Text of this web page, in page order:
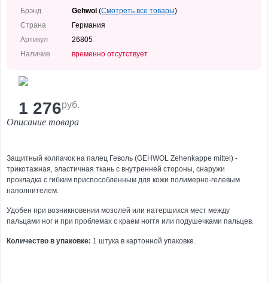
лицом
Уход
телом
руками
Уход
за
ногами
для
волос
Декоративная
Уход
мужчин
Брэнд Gehwol(Смотреть все товары)
Страна
Германия
Артикул
26805
Наличие
временно отсутствует
1 276руб.
Описание товара
Защитный колпачок на палец Геволь (GEHWOL Zehenkappe mittel) -
трикотажная, эластичная ткань с внутренней стороны, снаружи
прокладка с гибким приспособленным для кожи полимерно-гелевым
наполнителем.
Удобен при возникновении мозолей или натершихся мест между
пальцами ног и при проблемах с краем ногтя или подушечками пальцев.
Количество в упаковке: 1 штука в картонной упаковке.